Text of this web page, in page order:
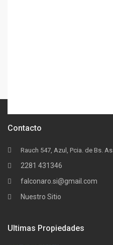
Contacto
Rauch 547, Azul, Pcia. de Bs. As.
2281 431346
falconaro.si@gmail.com
Nuestro Sitio
Ultimas Propiedades